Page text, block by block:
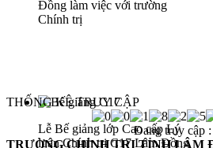
Đồng làm việc với trường
Chính trị
Lễ Bế giảng lớp Cao cấp Lý
luận Chính trị C17 Lâm Đồng
THỐNG KÊ TRUY CẬP
Đang truy cập :
TRƯỜNG CHÍNH TRỊ TỈNH LÂM